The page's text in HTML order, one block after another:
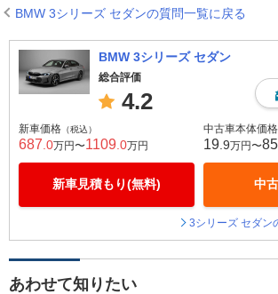
BMW 3シリーズ セダンの質問一覧に戻る
BMW 3シリーズ セダン
総合評価
4.2
新車価格 （税込）
687 .0万円〜1109 .0万円
新車見積もり(無料)
中古車本体価格
19 .9万円〜
中
3シリーズ セダン
あわせて知りたい